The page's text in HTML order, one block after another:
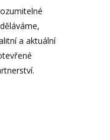
a aktuální